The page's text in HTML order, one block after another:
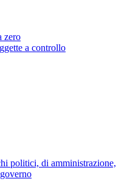
zero
a controllo
politici, di amministrazione,